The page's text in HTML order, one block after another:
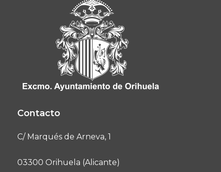
Contacto
C/ Marqués de Arneva, 1
03300 Orihuela (Alicante)